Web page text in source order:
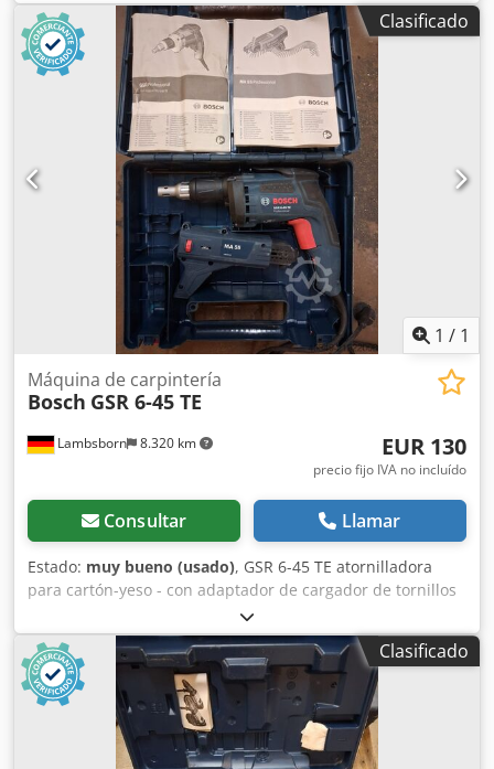
Clasificado
1 / 1
Lambsborn 8.320 km
Máquina de carpintería
Bosch GSR 6-45 TE
EUR 130
precio fijo IVA no incluído
Consultar Llamar
Estado: muy bueno (usado), GSR 6-45 TE atornilladora
para cartón-yeso - con adaptador de cargador de tornillos
MA 5 - año 2015 - usada Dksdpfx Ahjy Sah Esyjr
Clasificado